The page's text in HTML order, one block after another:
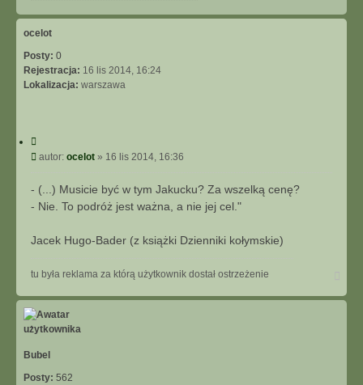
y
g
ocelot
Posty: 0
Rejestracja: 16 lis 2014, 16:24
Lokalizacja: warszawa
yP
s
autor: ocelot » 16 lis 2014, 16:36
- (...) Musicie być w tym Jakucku? Za wszelką cenę?
- Nie. To podróż jest ważna, a nie jej cel."
Jacek Hugo-Bader (z książki Dzienniki kołymskie)
tu była reklama za którą użytkownik dostał ostrzeżenie
g
Bubel
Posty: 562